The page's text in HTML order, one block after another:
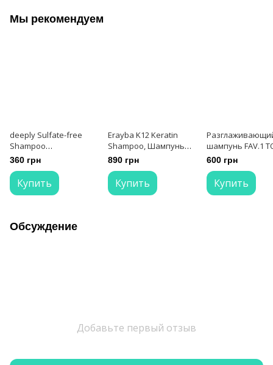
Мы рекомендуем
deeply Sulfate-free
Shampoo
Безсульфатный
шампунь 250 мл
360 грн
Купить
Erayba K12 Keratin
Shampoo, Шампунь
безсульфатный 250 мл
890 грн
Купить
шампунь FAV.1
FLAT SHAMPOO
600 грн
Купить
Обсуждение
Добавьте первый отзыв